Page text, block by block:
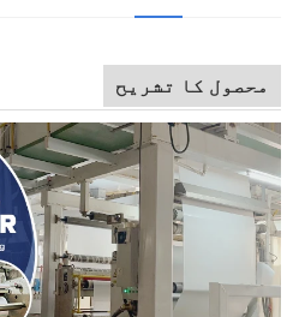
محصول کا تشریح